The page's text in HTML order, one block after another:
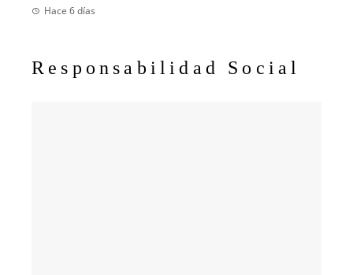
Hace 6 días
Responsabilidad Social